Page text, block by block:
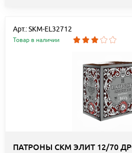
Арт.: SKM-EL32712
Товар в наличии
ПАТРОНЫ СКМ ЭЛИТ 12/70